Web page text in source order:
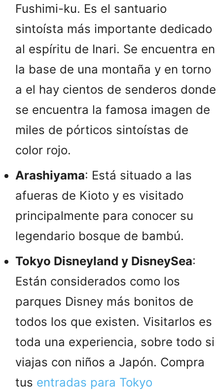
Fushimi-ku. Es el santuario
sintoísta más importante dedicado
al espíritu de Inari. Se encuentra en
la base de una montaña y en torno
a el hay cientos de senderos donde
se encuentra la famosa imagen de
miles de pórticos sintoístas de
color rojo.
Arashiyama: Está situado a las
afueras de Kioto y es visitado
principalmente para conocer su
legendario bosque de bambú.
Tokyo Disneyland y DisneySea:
Están considerados como los
parques Disney más bonitos de
todos los que existen. Visitarlos es
toda una experiencia, sobre todo si
viajas con niños a Japón. Compra
tus entradas para Tokyo